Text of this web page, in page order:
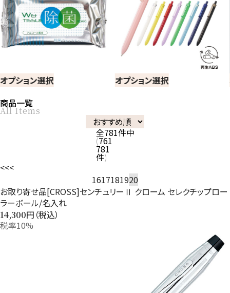
オプション選択 オプション選択
商品一覧
All Items
全781件中
761
781
件
<<<
1617181920
お取り寄せ品[CROSS]センチュリーⅡ クローム セレクチップロー
ラーボール/名入れ
14,300円（税込）
税率10%